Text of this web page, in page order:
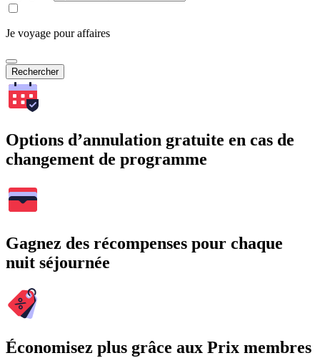
Je voyage pour affaires
Rechercher
Options d’annulation gratuite en cas de
changement de programme
Gagnez des récompenses pour chaque
nuit séjournée
Économisez plus grâce aux Prix membres